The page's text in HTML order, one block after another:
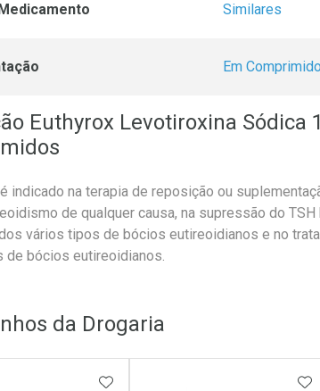
Similares
Em Comprimido
Euthyrox Levotiroxina Sódica
indicado na terapia de reposição ou
de qualquer causa, na supressão do
vários tipos de bócios eutireoidianos e no
de bócios eutireoidianos.
da Drogaria
ADICIONAR AOS FAVORITOS